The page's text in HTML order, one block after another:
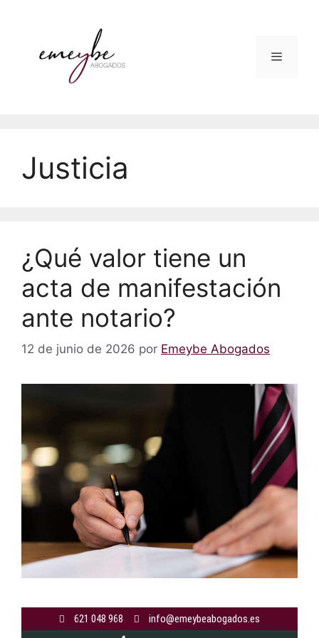
Justicia
¿Qué valor tiene un
acta de manifestación
ante notario?
12 de junio de 2026 por Emeybe Abogados
621 048 968 info@emeybeabogados.es